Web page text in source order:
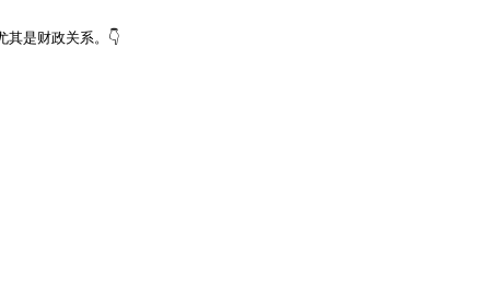
其是财政关系。👇